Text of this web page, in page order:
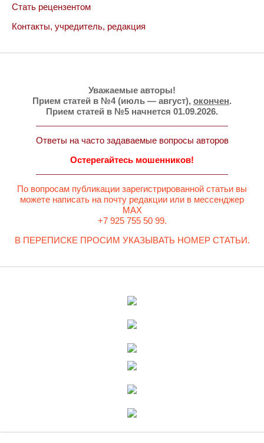
Стать рецензентом
Контакты, учредитель, редакция
Уважаемые авторы!
Прием статей в №4 (июль — август), окончен.
Прием статей в №5 начнется 01.09.2026.
Ответы на часто задаваемые вопросы авторов
Остерегайтесь мошенников!
По вопросам публикации зарегистрированной статьи вы
можете написать на почту редакции или в мессенджер
MAX
+7 925 755 50 99.
В ПЕРЕПИСКЕ ПРОСИМ УКАЗЫВАТЬ НОМЕР СТАТЬИ.